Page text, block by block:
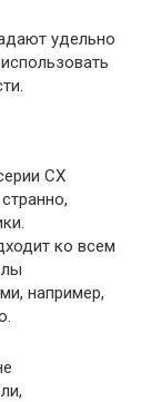
удельно
CX
ко всем
например,